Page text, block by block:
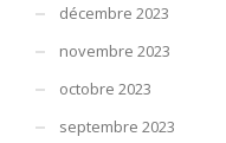
décembre 2023
novembre 2023
octobre 2023
septembre 2023